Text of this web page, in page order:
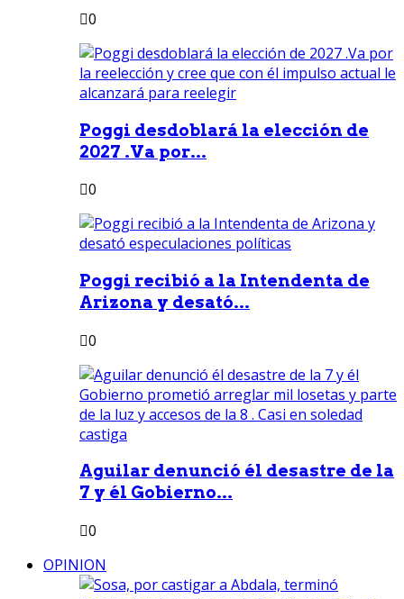
0
Poggi desdoblará la elección de
2027 .Va por...
0
Poggi recibió a la Intendenta de
Arizona y desató...
0
Aguilar denunció él desastre de la
7 y él Gobierno...
0
OPINION